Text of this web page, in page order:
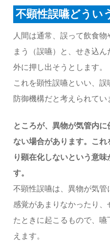
不顕性誤嚥どうい
人間は通常、誤って飲食
まう（誤嚥）と、せき込
外に押し出そうとします。
これを顕性誤嚥といい、
防御機構だと考えられてい
ところが、異物が気管内
ない場合があります。これ
り顕在化しないという意
す。
不顕性誤嚥は、異物が気
感覚があまりなかったり
たときに起こるもので、
えます。